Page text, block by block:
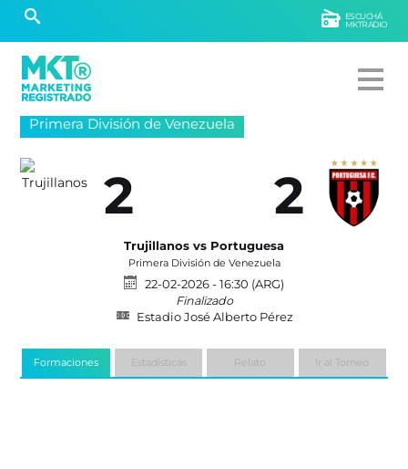
ESCUCHÁ
MKTRADIO
Primera División de Venezuela
2 2
Trujillanos vs Portuguesa
Primera División de Venezuela
22-02-2026 - 16:30 (ARG)
Finalizado
Estadio José Alberto Pérez
Formaciones Estadísticas Relato Ir al Torneo